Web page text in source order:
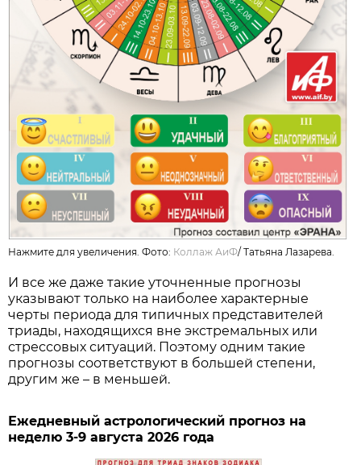
Нажмите для увеличения. Фото: Коллаж АиФ/Татьяна Лазарева.
И все же даже такие уточненные прогнозы
указывают только на наиболее характерные
черты периода для типичных представителей
триады, находящихся вне экстремальных или
стрессовых ситуаций. Поэтому одним такие
прогнозы соответствуют в большей степени,
другим же – в меньшей.
Ежедневный астрологический прогноз на
неделю 3-9 августа 2026 года